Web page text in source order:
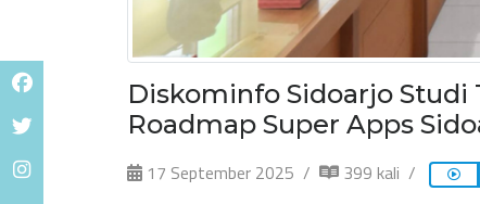
Diskominfo Sidoarjo Studi
Roadmap Super Apps
17 September 2025
399 kali